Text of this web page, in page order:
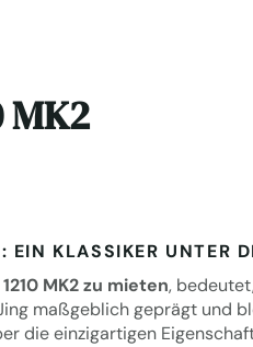
MK2
KLASSIKER UNTER
MK2 zu mieten,
maßgeblich geprägt und
die einzigartigen